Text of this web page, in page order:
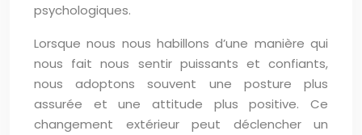
psychologiques.
Lorsque nous nous habillons d’une manière qui
nous fait nous sentir puissants et confiants,
nous adoptons souvent une posture plus
assurée et une attitude plus positive. Ce
changement extérieur peut déclencher un